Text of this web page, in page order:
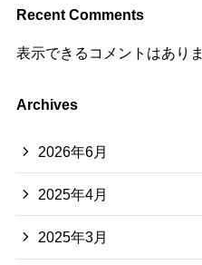
Recent Comments
表示できるコメントはありま
Archives
2026年6月
2025年4月
2025年3月